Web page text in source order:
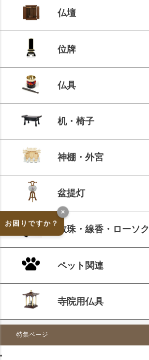
仏壇
位牌
仏具
机・椅子
神棚・外宮
盆提灯
数珠・線香・ローソク
ペット関連
寺院用仏具
特集ページ
お困りですか？
×